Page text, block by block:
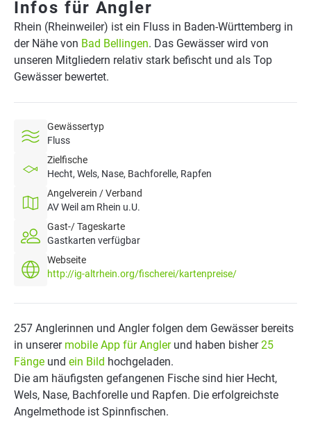
Infos für Angler
Rhein (Rheinweiler) ist ein Fluss in Baden-Württemberg in
der Nähe von Bad Bellingen. Das Gewässer wird von
unseren Mitgliedern relativ stark befischt und als Top
Gewässer bewertet.
Gewässertyp
Fluss
Zielfische
Hecht, Wels, Nase, Bachforelle, Rapfen
Angelverein / Verband
AV Weil am Rhein u.U.
Gast-/ Tageskarte
Gastkarten verfügbar
Webseite
http://ig-altrhein.org/fischerei/kartenpreise/
257 Anglerinnen und Angler folgen dem Gewässer bereits
in unserer mobile App für Anglerund haben bisher25
Fänge und ein Bild hochgeladen.
Die am häufigsten gefangenen Fische sind hier Hecht,
Wels, Nase, Bachforelle und Rapfen. Die erfolgreichste
Angelmethode ist Spinnfischen.